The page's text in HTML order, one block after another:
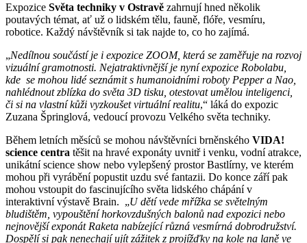
Expozice Světa techniky v Ostravě zahrnují hned několik
poutavých témat, ať už o lidském tělu, fauně, flóře, vesmíru,
robotice. Každý návštěvník si tak najde to, co ho zajímá.
„Nedílnou součástí je i expozice ZOOM, která se zaměřuje na rozvoj
vizuální gramotnosti. Nejatraktivnější je nyní expozice Robolabu,
kde se mohou lidé seznámit s humanoidními roboty Pepper a Nao,
nahlédnout zblízka do světa 3D tisku, otestovat umělou inteligenci,
či si na vlastní kůži vyzkoušet virtuální realitu,“ láká do expozic
Zuzana Špringlová, vedoucí provozu Velkého světa techniky.
Během letních měsíců se mohou návštěvníci brněnského VIDA!
science centra těšit na hravé exponáty uvnitř i venku, vodní atrakce,
unikátní science show nebo vylepšený prostor Bastlírny, ve kterém
mohou při vyrábění popustit uzdu své fantazii. Do konce září pak
mohou vstoupit do fascinujícího světa lidského chápání v
interaktivní výstavě Brain. „U dětí vede mřížka se světelným
bludištěm, vypouštění horkovzdušných balonů nad expozici nebo
nejnovější exponát Raketa nabízející různá vesmírná dobrodružství.
Dospělí si pak nenechají ujít zážitek z projížďky na kole na laně ve